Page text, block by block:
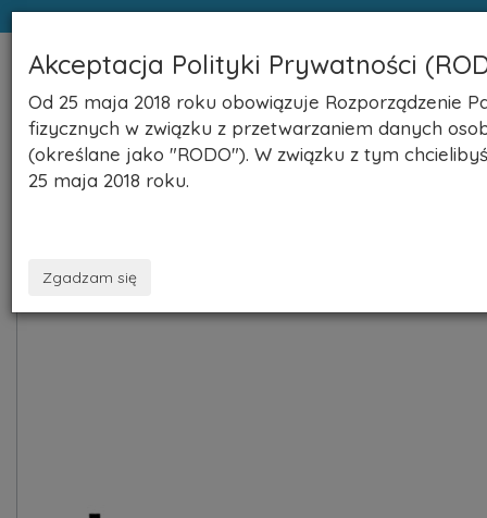
Toggle
NaszeNekrologi.pl
Akceptacja Polityki Prywatności
Od 25 maja 2018 roku obowiązuje Rozporządzenie
fizycznych w związku z przetwarzaniem danych
(określane jako "RODO"). W związku z tym
25 maja 2018 roku.
Zgadzam się